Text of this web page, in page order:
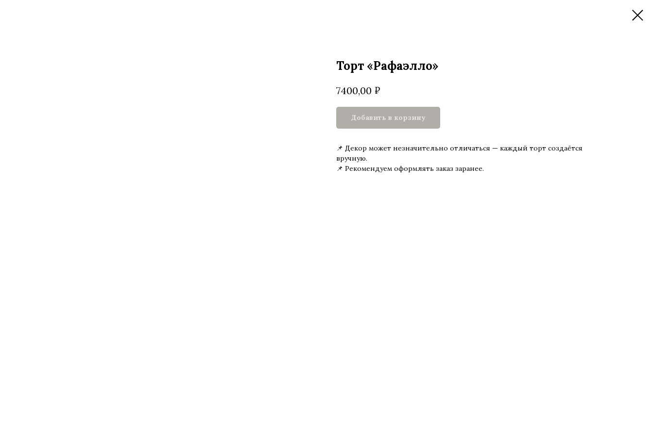
Торт «Рафаэлло»
7400,00 ₽
Добавить в корзину
📌 Декор может незначительно отличаться — каждый торт создаётся
вручную.
📌 Рекомендуем оформлять заказ заранее.